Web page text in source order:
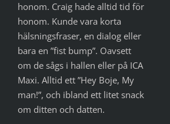
honom. Craig hade alltid tid för
honom. Kunde vara korta
hälsningsfraser, en dialog eller
bara en ”fist bump”. Oavsett
om de sågs i hallen eller på ICA
Maxi. Alltid ett ”Hey Boje, My
man!”, och ibland ett litet snack
om ditten och datten.